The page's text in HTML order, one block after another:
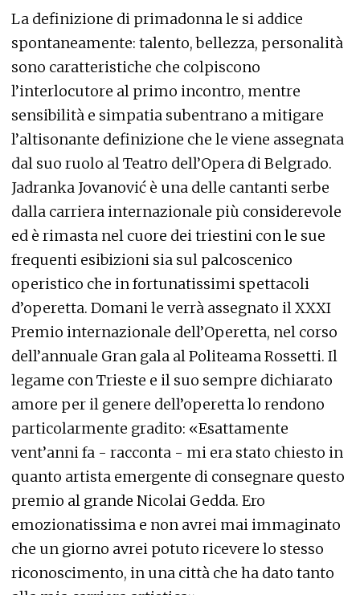
La definizione di primadonna le si addice
spontaneamente: talento, bellezza, personalità
sono caratteristiche che colpiscono
l’interlocutore al primo incontro, mentre
sensibilità e simpatia subentrano a mitigare
l’altisonante definizione che le viene assegnata
dal suo ruolo al Teatro dell’Opera di Belgrado.
Jadranka Jovanović è una delle cantanti serbe
dalla carriera internazionale più considerevole
ed è rimasta nel cuore dei triestini con le sue
frequenti esibizioni sia sul palcoscenico
operistico che in fortunatissimi spettacoli
d’operetta. Domani le verrà assegnato il XXXI
Premio internazionale dell’Operetta, nel corso
dell’annuale Gran gala al Politeama Rossetti. Il
legame con Trieste e il suo sempre dichiarato
amore per il genere dell’operetta lo rendono
particolarmente gradito: «Esattamente
vent’anni fa - racconta - mi era stato chiesto in
quanto artista emergente di consegnare questo
premio al grande Nicolai Gedda. Ero
emozionatissima e non avrei mai immaginato
che un giorno avrei potuto ricevere lo stesso
riconoscimento, in una città che ha dato tanto